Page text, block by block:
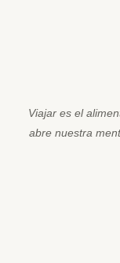
Viajar es el
abre nuestra